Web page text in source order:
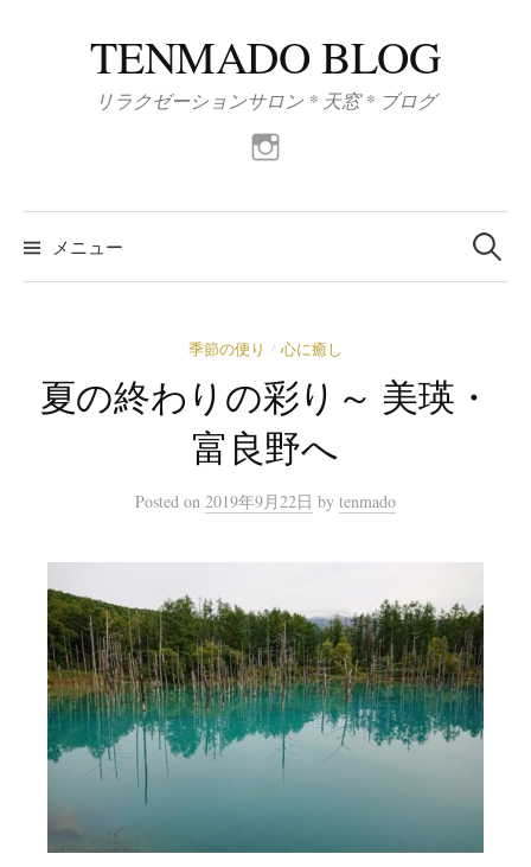
ス
キ
TENMADO BLOG
リラクゼーションサロン * 天窓 * ブログ
:
w
w
w
.
i
n
g
r
a
m
.
c
o
s
メニュー
検
索
季節の便り / 心に癒し
夏の終わりの彩り～ 美瑛・
富良野へ
Posted on 2019年9月22日 by tenmado